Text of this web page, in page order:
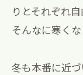
りとそれぞれ
そんなに寒く
冬も本番に近づ